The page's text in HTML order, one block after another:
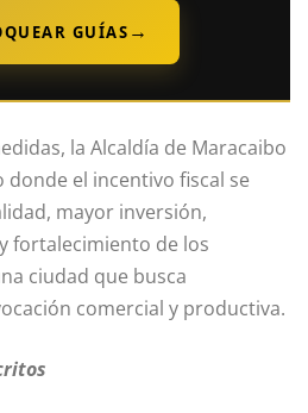
GUÍAS →
la Alcaldía de Maracaibo
el incentivo fiscal se
mayor inversión,
fortalecimiento de los
ciudad que busca
comercial y productiva.